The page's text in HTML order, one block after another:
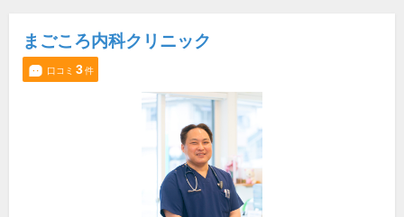
まごころ内科クリニック
口コミ 3件